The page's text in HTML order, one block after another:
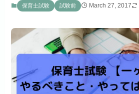
保育士試験 試験前 March 27, 2017